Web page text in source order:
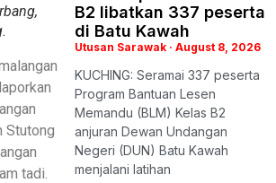
Stutong
tadi.
B2 libatkan 337 peserta
di Batu Kawah
Utusan Sarawak August 8, 2026
KUCHING: Seramai 337 peserta
Program Bantuan Lesen
Memandu (BLM) Kelas B2
anjuran Dewan Undangan
Negeri (DUN) Batu Kawah
menjalani latihan